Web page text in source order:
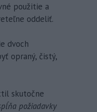
použitie a
oddeliť.
dvoch
opraný, čistý,
skutočne
požiadavky